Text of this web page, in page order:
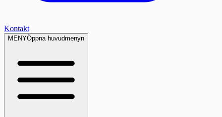
Kontakt
MENYÖppna huvudmenyn